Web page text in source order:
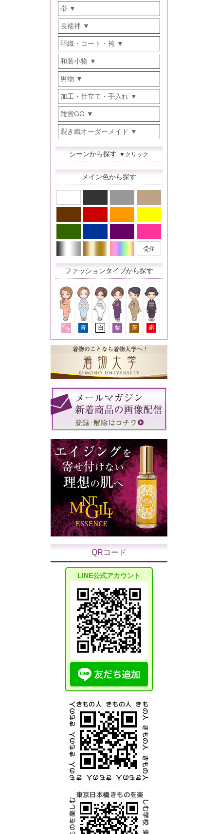
帯
長襦袢
羽織・コート・袴
和装小物
男物
加工・仕立て・手入れ
雑貨GG
裂き織オーダーメイド
シーンから探す ▼クリック
メイン色から探す
ファッションタイプから探す
QRコード
LINE公式アカウント